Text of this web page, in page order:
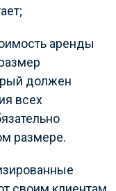
аренды
должен
всех
размере.